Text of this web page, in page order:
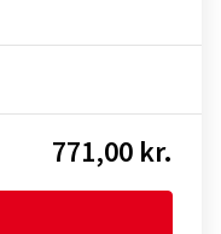
771,00 kr.